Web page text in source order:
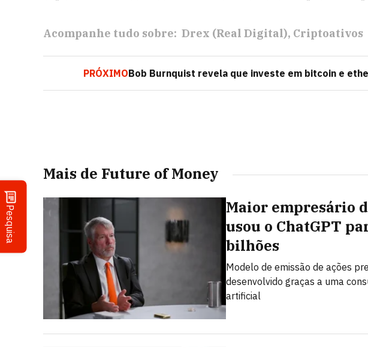
Pesquisa
Acompanhe tudo sobre: Drex (Real Digital) Criptoativos
PRÓXIMOBob Burnquist revela que investe em bitcoin e
Mais de Future of Money
Maior empresário
usou o ChatGPT
bilhões
Modelo de emissão de ações
desenvolvido graças a uma
artificial